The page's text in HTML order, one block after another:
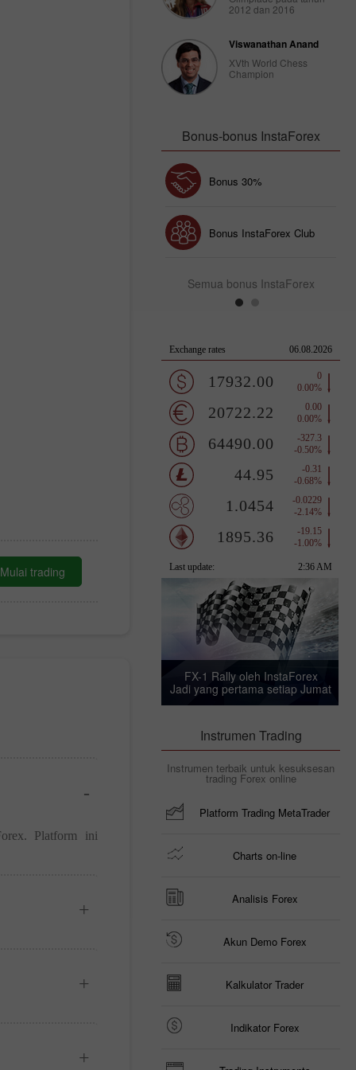
Mulai trading
Platform ini
2012 dan 2016
Viswanathan Anand
XVth World Chess
Champion
Bonus-bonus InstaForex
Bonus 30%
Bonus InstaForex Club
Semua bonus InstaForex
FX-1 Rally oleh InstaForex
Jadi yang pertama setiap Jumat
Instrumen Trading
Instrumen terbaik untuk kesuksesan
trading Forex online
Platform Trading MetaTrader
Charts on-line
Analisis Forex
Akun Demo Forex
Kalkulator Trader
Indikator Forex